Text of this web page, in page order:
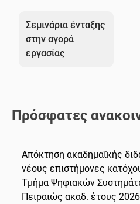
άρθρων
Σεμινάρια ένταξης
στην αγορά
εργασίας
Πρόσφατες
Απόκτηση ακαδημαϊκής
νέους επιστήμονες
Τμήμα Ψηφιακών
Πειραιώς ακαδ. έτους